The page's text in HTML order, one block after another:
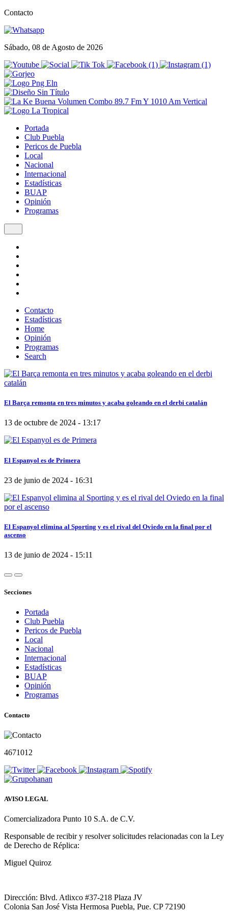
Contacto
Sábado, 08 de Agosto de 2026
Portada
Club Puebla
Pericos de Puebla
Local
Nacional
Internacional
Estadísticas
BUAP
Opinión
Programas
Contacto
Estadísticas
Home
Opinión
Programas
Search
El Barça remonta en tres minutos y acaba goleando en el derbi catalán
13 de octubre de 2024 - 13:17
El Espanyol es de Primera
23 de junio de 2024 - 16:31
El Espanyol elimina al Sporting y es el rival del Oviedo en la final por el
ascenso
13 de junio de 2024 - 15:11
Secciones
Portada
Club Puebla
Pericos de Puebla
Local
Nacional
Internacional
Estadísticas
BUAP
Opinión
Programas
Contacto
4671012
AVISO LEGAL
Comercializadora Punto 10 S.A. de C.V.
Responsable de recibir y resolver solicitudes relacionadas con la Ley
de Derecho de Réplica:
Miguel Quiroz
Dirección: Blvd. Atlixco #37-218 Plaza JV
Colonia San José Vista Hermosa Puebla, Pue. CP 72190